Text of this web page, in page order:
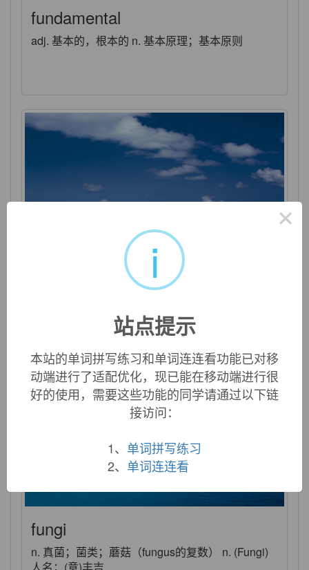
fundamental
adj. 基本的，根本的 n. 基本原理；基本原则
券 v. 提供资金；积存（fund的ing形式）
fungi
n. 真菌；菌类；蘑菇（fungus的复数） n. (Fungi)
×
i
站点提示
本站的单词拼写练习和单词连连看功能已对移
动端进行了适配优化，现已能在移动端进行很
好的使用，需要这些功能的同学请通过以下链
接访问：
1、 单词拼写练习
2、 单词连连看